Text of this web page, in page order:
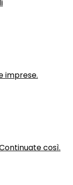
imprese.
così.